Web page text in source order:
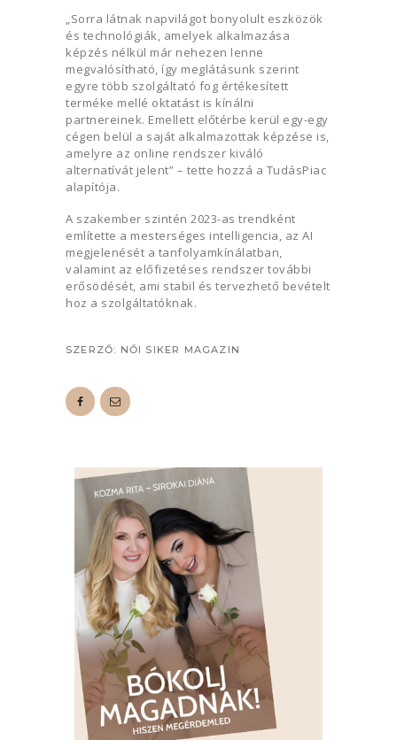
„Sorra látnak napvilágot bonyolult eszközök
és technológiák, amelyek alkalmazása
képzés nélkül már nehezen lenne
megvalósítható, így meglátásunk szerint
egyre több szolgáltató fog értékesített
terméke mellé oktatást is kínálni
partnereinek. Emellett előtérbe kerül egy-egy
cégen belül a saját alkalmazottak képzése is,
amelyre az online rendszer kiváló
alternatívát jelent” – tette hozzá a TudásPiac
alapítója.
A szakember szintén 2023-as trendként
említette a mesterséges intelligencia, az AI
megjelenését a tanfolyamkínálatban,
valamint az előfizetéses rendszer további
erősödését, ami stabil és tervezhető bevételt
hoz a szolgáltatóknak.
SZERZŐ: NŐI SIKER MAGAZIN